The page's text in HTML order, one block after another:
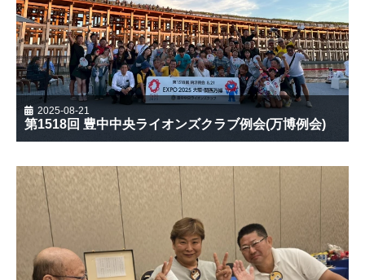
2025-08-21
第1518回 豊中中央ライオンズクラブ例会(万博例会)